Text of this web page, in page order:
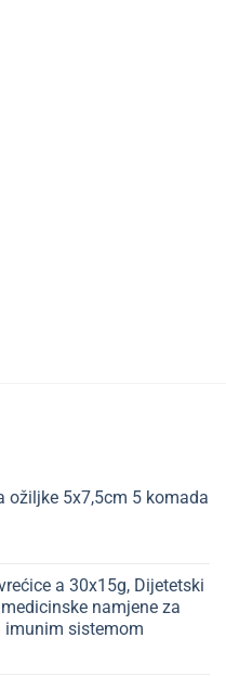
ožiljke 5x7,5cm 5 komada
a 30x15g, Dijetetski
namjene za
imunim sistemom